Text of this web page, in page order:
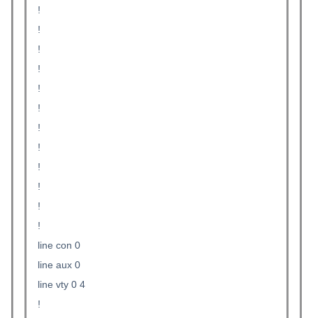
!
!
!
!
!
!
!
!
!
!
!
!
line con 0
line aux 0
line vty 0 4
!